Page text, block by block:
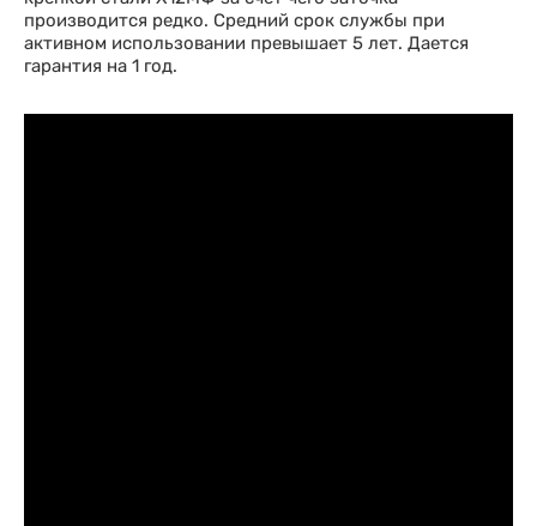
производится редко. Средний срок службы при
активном использовании превышает 5 лет. Дается
гарантия на 1 год.